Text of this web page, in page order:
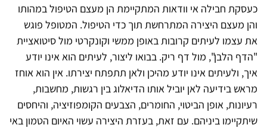
כעסקת חבילה אי וודאות המתקיימת הן מעצם הטיפול במהותו
והן מעצם היצירה המתרחשת תוך כדי הטיפול. המטופל פוגש
את עצמו לעיתים קרובות באופן ממשי וקונקרטי מול סיטואציית
"הדף הלבן", מול דף ריק. בבואו ליצור, לעיתים הוא אינו יודע
איך, ולעיתים אינו יודע מהיכן ולאן תתפתח יצירתו. אין הוא אוחז
מראש בידיעה לאן יוביל אותו הדיאלוג בין רגשות, מחשבות,
רעיונות, אופן הביטוי, החומרים, הצבעים הקומפוזיציה, והיחסים
שיתקיימו ביניהם. עם זאת, בעזרת היצירה עשוי האיום הטמון באי